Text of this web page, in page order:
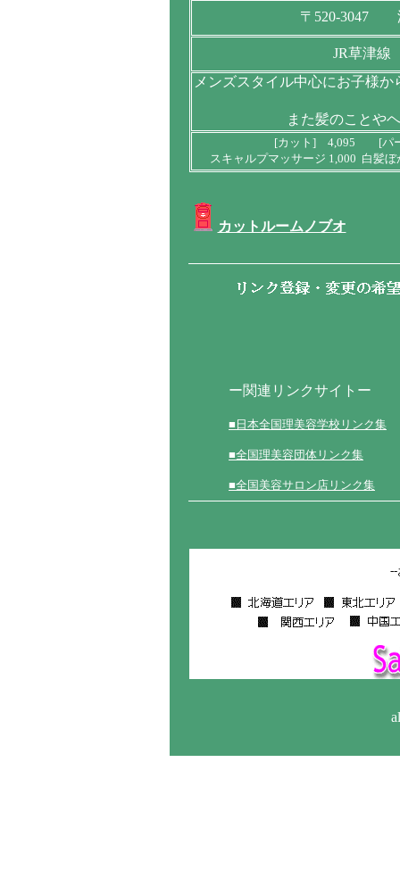
〒520-3047
JR草津
メンズスタイル中心にお子様
また髪のことや
[カット] 4,095 [パ
スキャルプマッサージ 1,000 白髪
カットルームノブオ
ー関連リンクサイトー
■日本全国理美容学校リンク集
■全国理美容団体リンク集
■全国美容サロン店リンク集
--